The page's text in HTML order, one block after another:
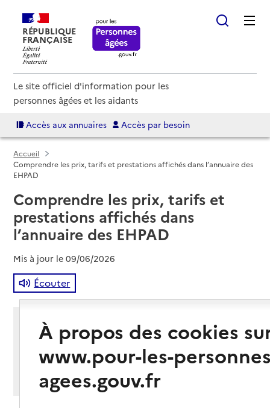
RÉPUBLIQUE
FRANÇAISE
Le site officiel d'information pour les
personnes âgées et les aidants
Accès aux annuaires Accès par besoin
Accueil
Comprendre les prix, tarifs et prestations affichés dans l’annuaire des
EHPAD
Comprendre les prix, tarifs et
prestations affichés dans
l’annuaire des EHPAD
Mis à jour le09/06/2026
Écouter
Partager cette page
ImprimerPartager par email
Partager sur Facebook
Partager sur X
Partager sur Linkedin
Si vous souhaitez partager sur Facebook, LinkedIn, X et
Whatsapp, veuillez
autoriser le dépôt de cookies
À propos des cookies
www.pour-les-
agees.gouv.fr